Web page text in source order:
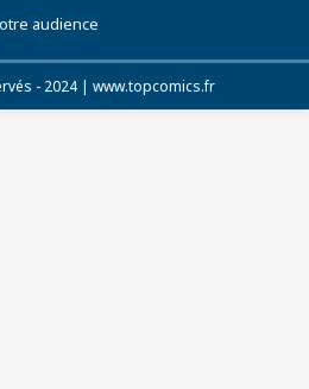
audience
- 2024 | www.topcomics.fr